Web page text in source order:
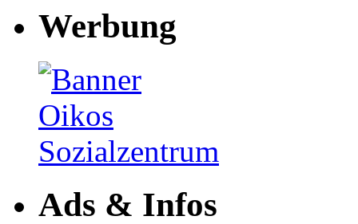
Werbung
Ads & Infos